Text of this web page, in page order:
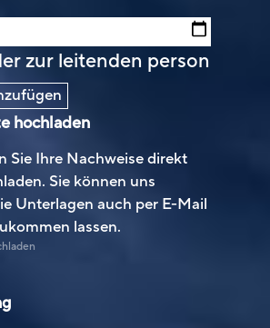
zur leitenden person
Sie Ihre Nachweise direkt
Sie können uns
Unterlagen auch per E-Mail
lassen.
hochladen